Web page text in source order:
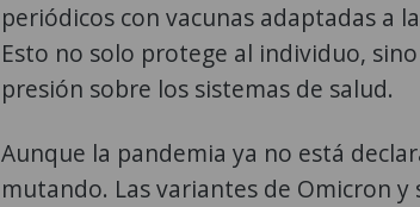
periódicos con vacunas adaptadas a
Esto no solo protege al individuo,
presión sobre los sistemas de salud.
Aunque la pandemia ya no está
mutando. Las variantes de Omicron y